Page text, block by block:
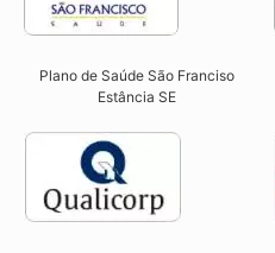
Plano de Saúde São Franciso
Estância SE​